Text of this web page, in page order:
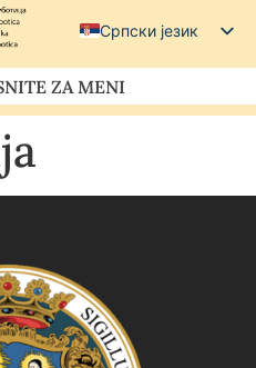
Српски језик
Српски (ћирилица)
Magyar
ZA MENI